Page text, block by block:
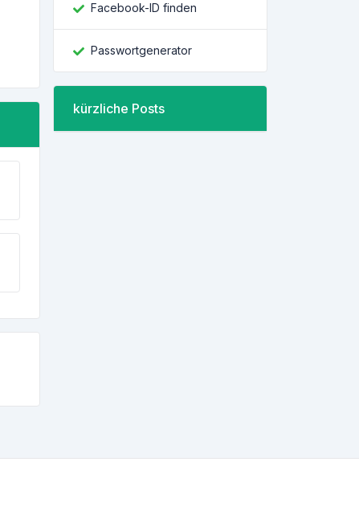
Facebook-ID finden
Passwortgenerator
kürzliche Posts